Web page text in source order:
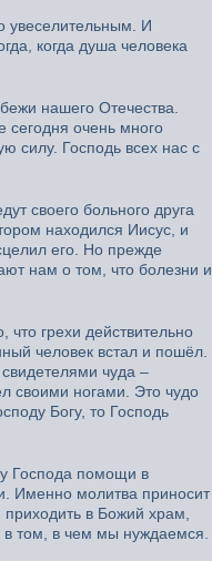
увеселительным. И
когда душа человека
нашего Отечества.
очень много
силу. Господь всех нас с
своего больного друга
находился Иисус, и
его. Но прежде
нам о том, что болезни и
грехи действительно
человек встал и пошёл.
чуда –
своими ногами. Это чудо
Богу, то Господь
Господа помощи в
Именно молитва приносит
в Божий храм,
том, в чем мы нуждаемся.